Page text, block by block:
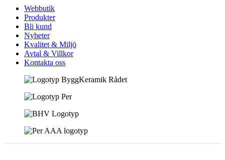
Webbutik
Produkter
Bli kund
Nyheter
Kvalitet & Miljö
Avtal & Villkor
Kontakta oss